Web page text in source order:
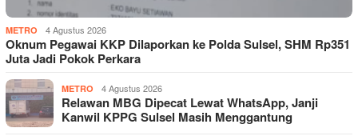
METRO 4 Agustus 2026
Oknum Pegawai KKP Dilaporkan ke Polda Sulsel, SHM Rp351
Juta Jadi Pokok Perkara
METRO 4 Agustus 2026
Relawan MBG Dipecat Lewat WhatsApp, Janji
Kanwil KPPG Sulsel Masih Menggantung